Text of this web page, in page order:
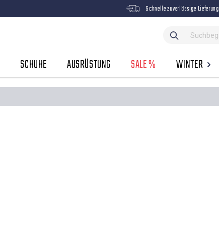
Schnelle zuverlässige Lieferung
SCHUHE AUSRÜSTUNG SALE % WINTER